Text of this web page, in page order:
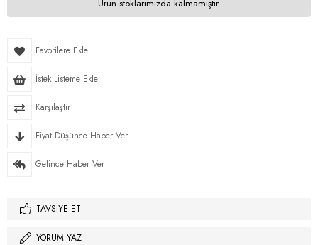
Ürün stoklarımızda kalmamıştır.
Favorilere Ekle
İstek Listeme Ekle
Karşılaştır
Fiyat Düşünce Haber Ver
Gelince Haber Ver
TAVSIYE ET
YORUM YAZ